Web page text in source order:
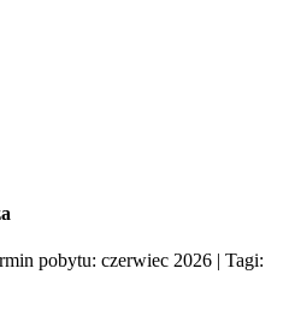
pobytu: czerwiec 2026 | Tagi: